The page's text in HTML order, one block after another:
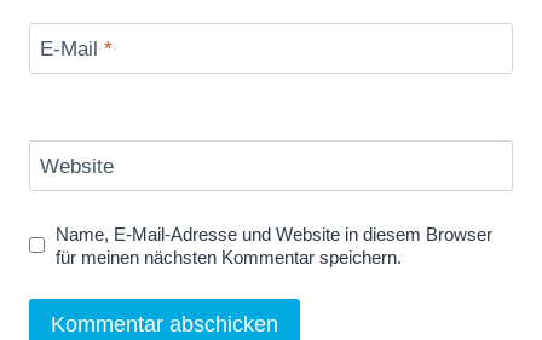
E-Mail *
Website
Name, E-Mail-Adresse und Website in diesem Browser
für meinen nächsten Kommentar speichern.